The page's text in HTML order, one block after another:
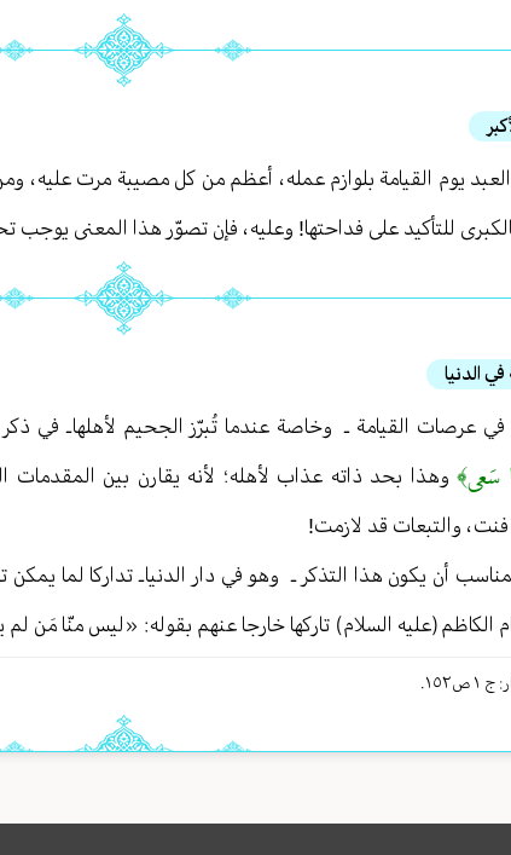
يوم القيامة بلوازم عمله ، أعظم من كل مصيبة مرت عليه ،
للتأكيد على فداحتها! وعليه ، فإن تصوّر هذا المعنى يوجب
الدنيا
في عرصات القيامة ـ وخاصة عندما تُبرّز الجحيم لأهلها ـ في
سَعى﴾وهذا بحد ذاته عذاب لأهله ؛ لأنه يقارن بين المقدمات
فنت ، والتبعات قد لازمت!
أن يكون هذا التذكر ـ وهو في دار الدنيا ـ تداركا لما يمكن
الكاظم (عليه السلام) تاركها خارجا عنهم بقوله : «ليس منّا
ص١٥٢ .